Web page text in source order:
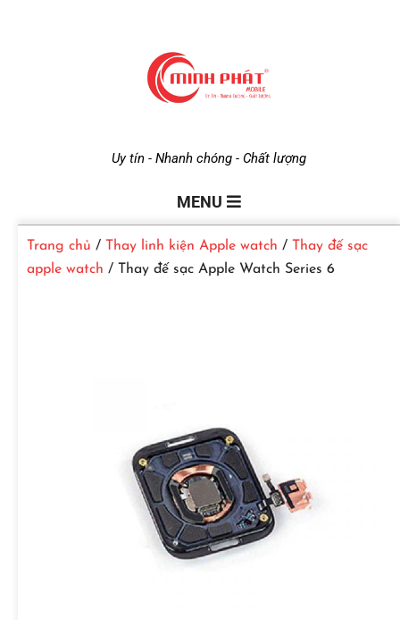
i
n
Uy tín - Nhanh chóng - Chất lượng
MENU
Trang chủ / Thay linh kiện Apple watch /
Thay đế sạc
apple watch / Thay đế sạc Apple Watch Series 6